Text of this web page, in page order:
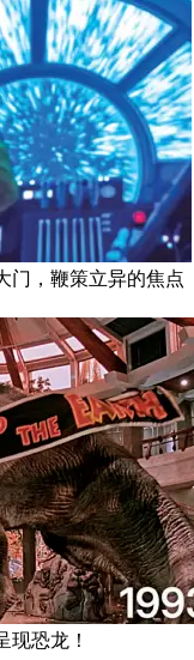
门，鞭策立异的焦点
现恐龙！